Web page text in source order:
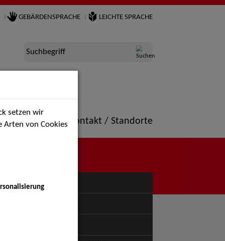
GEBÄRDENSPRACHE LEICHTE SPRACHE
Suchbegriff
Portfolio Kontakt / Standorte
setzen wir
Arten von Cookies